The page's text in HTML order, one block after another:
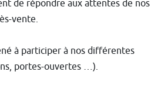
de ​répondre aux attentes de nos
vente.
à participer à nos différentes
portes-ouvertes …).